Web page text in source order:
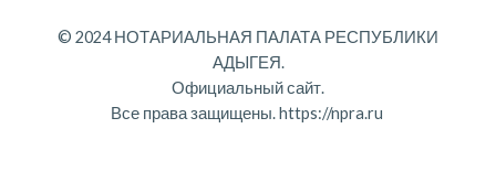
© 2024 НОТАРИАЛЬНАЯ ПАЛАТА РЕСПУБЛИКИ
АДЫГЕЯ.
Официальный сайт.
Все права защищены.https://npra.ru